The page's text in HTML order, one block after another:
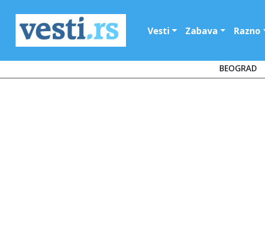
Vesti Zabava Razno
BEOGRAD